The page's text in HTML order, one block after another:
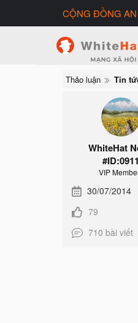
CỘNG ĐỒNG
Thảo luận Tin
WhiteHat
#ID:0911
VIP
30/07/2014
79
710 bài viết